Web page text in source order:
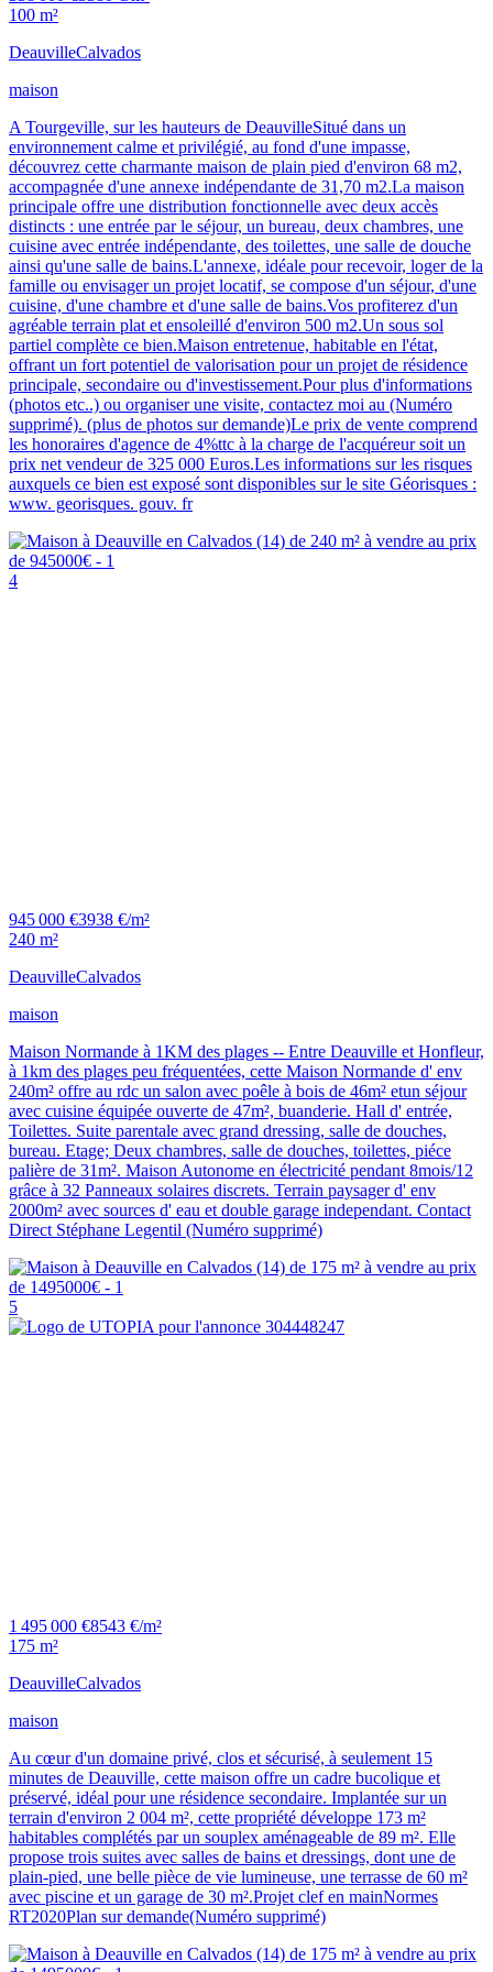
100 m²
DeauvilleCalvados
maison
A Tourgeville, sur les hauteurs de DeauvilleSitué dans un
environnement calme et privilégié, au fond d'une impasse,
découvrez cette charmante maison de plain pied d'environ 68 m2,
accompagnée d'une annexe indépendante de 31,70 m2.La maison
principale offre une distribution fonctionnelle avec deux accès
distincts : une entrée par le séjour, un bureau, deux chambres, une
cuisine avec entrée indépendante, des toilettes, une salle de douche
ainsi qu'une salle de bains.L'annexe, idéale pour recevoir, loger de la
famille ou envisager un projet locatif, se compose d'un séjour, d'une
cuisine, d'une chambre et d'une salle de bains.Vos profiterez d'un
agréable terrain plat et ensoleillé d'environ 500 m2.Un sous sol
partiel complète ce bien.Maison entretenue, habitable en l'état,
offrant un fort potentiel de valorisation pour un projet de résidence
principale, secondaire ou d'investissement.Pour plus d'informations
(photos etc..) ou organiser une visite, contactez moi au (Numéro
supprimé). (plus de photos sur demande)Le prix de vente comprend
les honoraires d'agence de 4%ttc à la charge de l'acquéreur soit un
prix net vendeur de 325 000 Euros.Les informations sur les risques
auxquels ce bien est exposé sont disponibles sur le site Géorisques :
www. georisques. gouv. fr
4
945 000 €3938 €/m²
240 m²
DeauvilleCalvados
maison
Maison Normande à 1KM des plages -- Entre Deauville et Honfleur,
à 1km des plages peu fréquentées, cette Maison Normande d' env
240m² offre au rdc un salon avec poêle à bois de 46m² etun séjour
avec cuisine équipée ouverte de 47m², buanderie. Hall d' entrée,
Toilettes. Suite parentale avec grand dressing, salle de douches,
bureau. Etage; Deux chambres, salle de douches, toilettes, piéce
palière de 31m². Maison Autonome en électricité pendant 8mois/12
grâce à 32 Panneaux solaires discrets. Terrain paysager d' env
2000m² avec sources d' eau et double garage independant. Contact
Direct Stéphane Legentil (Numéro supprimé)
5
1 495 000 €8543 €/m²
175 m²
DeauvilleCalvados
maison
Au cœur d'un domaine privé, clos et sécurisé, à seulement 15
minutes de Deauville, cette maison offre un cadre bucolique et
préservé, idéal pour une résidence secondaire. Implantée sur un
terrain d'environ 2 004 m², cette propriété développe 173 m²
habitables complétés par un souplex aménageable de 89 m². Elle
propose trois suites avec salles de bains et dressings, dont une de
plain-pied, une belle pièce de vie lumineuse, une terrasse de 60 m²
avec piscine et un garage de 30 m².Projet clef en mainNormes
RT2020Plan sur demande(Numéro supprimé)